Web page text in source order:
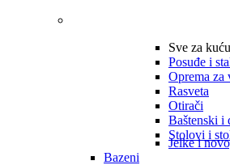
Sve za
Posuđe i
Oprema za
Rasveta
Otirači
Baštenski i
Stolovi i
Jelke i
Bazeni